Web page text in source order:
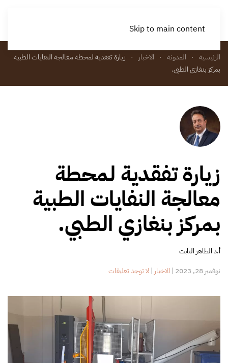
Skip to main content
الرئيسية المدونة الاخبار
زيارة تفقدية لمحطة معالجة النفايات الطبية
بمركز بنغازي الطبي.
زيارة تفقدية لمحطة
معالجة النفايات الطبية
بمركز بنغازي الطبي.
أ.ذ الطاهر الثابت
نوفمبر 28, 2023 | الاخبار |لا توجد تعليقاتعلى
لمحطة
معالجة
النفايات
الطبية
بمركز
بنغازي
الطبي.